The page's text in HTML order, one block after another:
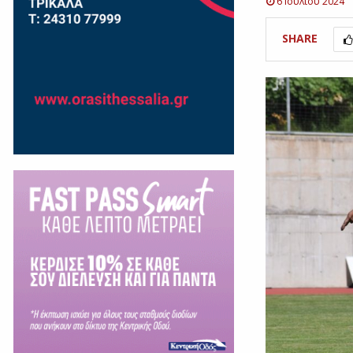
SHARE